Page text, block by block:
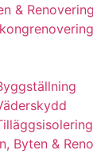
&
Byten &